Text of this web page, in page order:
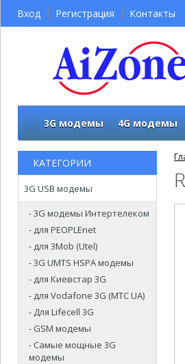
Вход Регистрация Контакты
3G модемы 4G модемы
КАТЕГОРИИ
3G USB модемы
- 3G модемы Интертелеком
- для PEOPLEnet
- для 3Mob (Utel)
- 3G UMTS HSPA модемы
- для Киевстар 3G
- для Vodafone 3G (МТС UA)
- Для Lifecell 3G
- GSM модемы
- Самые мощные 3G
модемы